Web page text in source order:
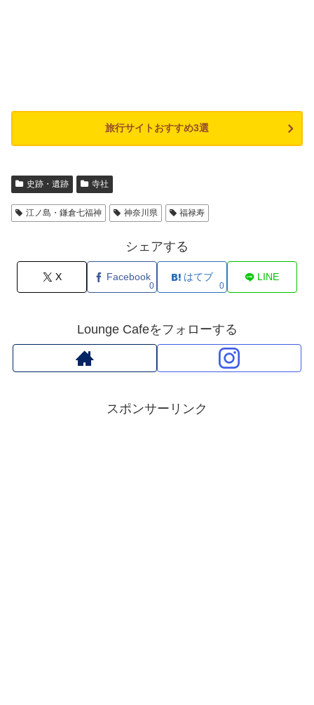
旅行サイトおすすめ3選
史跡・遺跡 寺社
江ノ島・鎌倉七福神 神奈川県 福禄寿
シェアする
X Facebook
0
はてブ
0
LINE
Lounge Cafeをフォローする
スポンサーリンク